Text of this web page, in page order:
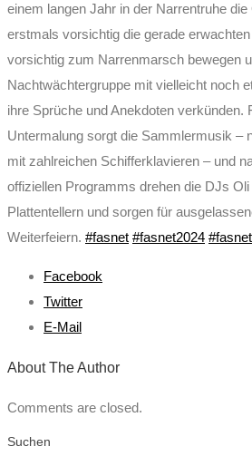
einem langen Jahr in der Narrentruhe
erstmals vorsichtig die gerade
vorsichtig zum Narrenmarsch bewegen
Nachtwächtergruppe mit vielleicht noch
ihre Sprüche und Anekdoten verkünden.
Untermalung sorgt die Sammlermusik –
mit zahlreichen Schifferklavieren – und
offiziellen Programms drehen die DJs
Plattentellern und sorgen für
Weiterfeiern. #fasnet #fasnet2024
Facebook
Twitter
E-Mail
About The Author
Comments are closed.
Suchen